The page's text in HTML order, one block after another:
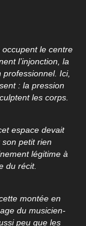
le centre
l’injonction, la
Ici,
: la pression
les corps.
espace devait
petit rien
légitime à
du récit.
montée en
du musicien-
peu que les